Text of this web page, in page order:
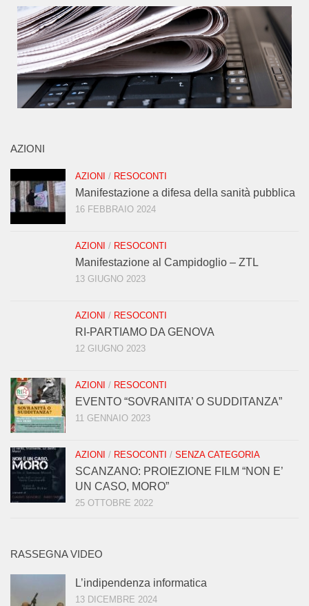
AZIONI
AZIONI / RESOCONTI
Manifestazione a difesa della sanità pubblica
16 FEBBRAIO 2024
AZIONI / RESOCONTI
Manifestazione al Campidoglio – ZTL
13 GIUGNO 2023
AZIONI / RESOCONTI
RI-PARTIAMO DA GENOVA
12 GIUGNO 2023
AZIONI / RESOCONTI
EVENTO “SOVRANITA’ O SUDDITANZA”
11 GENNAIO 2023
AZIONI / RESOCONTI / SENZA CATEGORIA
SCANZANO: PROIEZIONE FILM “NON E’
UN CASO, MORO”
25 OTTOBRE 2022
RASSEGNA VIDEO
L’indipendenza informatica
13 DICEMBRE 2024